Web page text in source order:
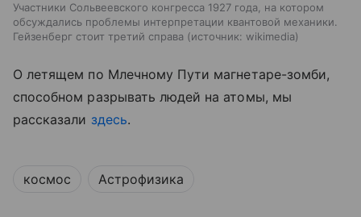
Участники Сольвеевского конгресса 1927 года, на котором
обсуждались проблемы интерпретации квантовой механики.
Гейзенберг стоит третий справа
источник: wikimedia
О летящем по Млечному Пути магнетаре-зомби,
способном разрывать людей на атомы, мы
рассказали здесь.
космос Астрофизика